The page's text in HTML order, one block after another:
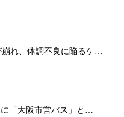
れ、体調不良に陥るケ…
「大阪市営バス」と…